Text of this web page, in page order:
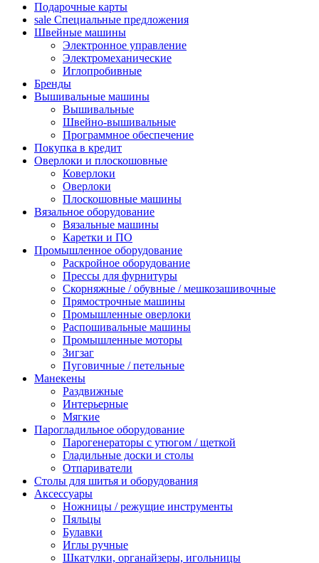
Подарочные карты
sale Специальные предложения
Швейные машины
Электронное управление
Электромеханические
Иглопробивные
Бренды
Вышивальные машины
Вышивальные
Швейно-вышивальные
Программное обеспечение
Покупка в кредит
Оверлоки и плоскошовные
Коверлоки
Оверлоки
Плоскошовные машины
Вязальное оборудование
Вязальные машины
Каретки и ПО
Промышленное оборудование
Раскройное оборудование
Прессы для фурнитуры
Скорняжные / обувные / мешкозашивочные
Прямострочные машины
Промышленные оверлоки
Распошивальные машины
Промышленные моторы
Зигзаг
Пуговичные / петельные
Манекены
Раздвижные
Интерьерные
Мягкие
Парогладильное оборудование
Парогенераторы с утюгом / щеткой
Гладильные доски и столы
Отпариватели
Столы для шитья и оборудования
Аксессуары
Ножницы / режущие инструменты
Пяльцы
Булавки
Иглы ручные
Шкатулки, органайзеры, игольницы